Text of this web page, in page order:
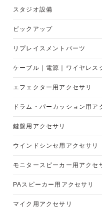
スタジオ設備
ピックアップ
リプレイスメントパーツ
ケーブル｜電源｜ワイヤレス
エフェクター用アクセサリ
ドラム・パーカッション用ア
鍵盤用アクセサリ
ウインドシンセ用アクセサリ
モニタースピーカー用アクセ
PAスピーカー用アクセサリ
マイク用アクセサリ